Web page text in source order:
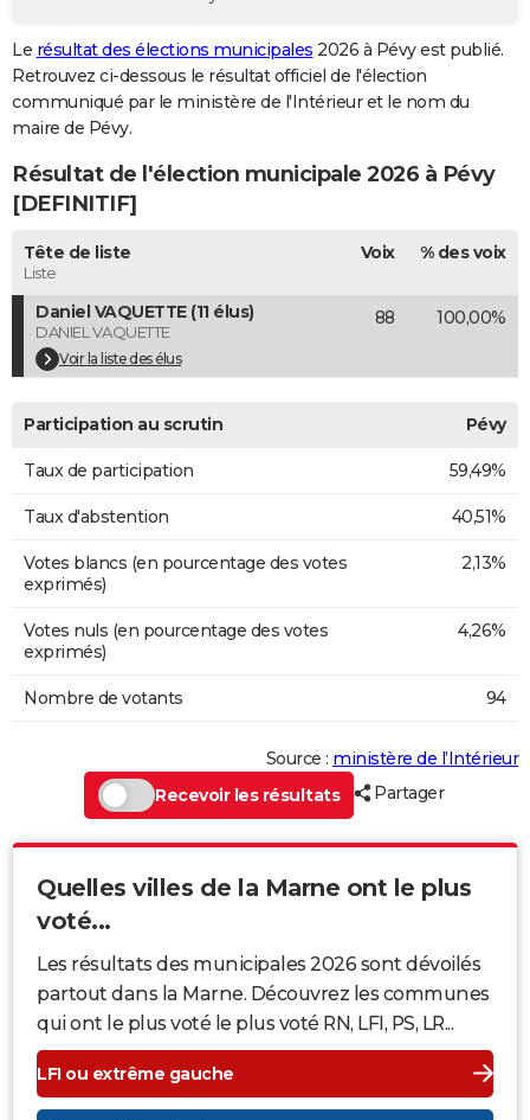
GUIDES D'ACHAT
BONS PLANS
CARTE DE VOEUX
Carte de Noël
Carte Bonne année
Carte Saint-Valentin
Carte Pâques
Carte d'anniversaire
DICTIONNAIRE
Dictionnaire
Biographies
Citations
Expressions
Proverbes
PROGRAMME TV
COPAINS D'AVANT
S'inscrire
Se connecter
Lycées
Collèges
Primaires
Universités
Entreprises
Service militaire
Avis de recherche
AVIS DE DÉCÈS
FORUM
Le résultat des élections municipales 2026 à Pévy est publié.
Retrouvez ci-dessous le résultat officiel de l'élection
communiqué par le ministère de l'Intérieur et le nom du
maire de Pévy.
Résultat de l'élection municipale 2026 à Pévy
[DEFINITIF]
Tête de liste
Liste
Voix % des voix
Daniel VAQUETTE (11 élus)
DANIEL VAQUETTE
Voir la liste des élus
88 100,00%
Participation au scrutin Pévy
Taux de participation 59,49%
Taux d'abstention 40,51%
Votes blancs (en pourcentage des votes
exprimés)
2,13%
Votes nuls (en pourcentage des votes
exprimés)
4,26%
Nombre de votants 94
Source : ministère de l’Intérieur
Recevoir les résultats
Partager
Quelles villes de la Marne ont le plus
voté...
Les résultats des municipales 2026 sont dévoilés
partout dans la Marne. Découvrez les communes
qui ont le plus voté le plus voté RN, LFI, PS, LR...
LFI ou extrême gauche